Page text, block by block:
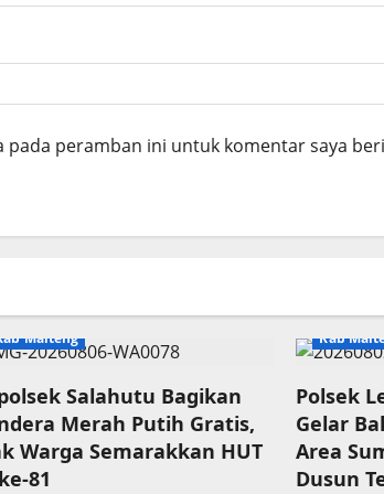
pada peramban ini untuk komentar saya
Malteng
Salahutu Bagikan
Merah Putih Gratis,
Warga Semarakkan HUT
81
Kab
Polsek
Gelar
Area
Dusun